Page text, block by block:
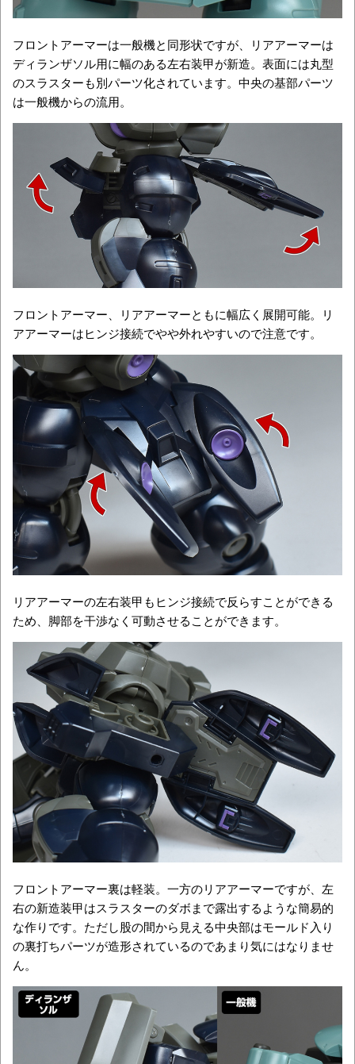
フロントアーマーは一般機と同形状ですが、リアアーマーは
ディランザソル用に幅のある左右装甲が新造。表面には丸型
のスラスターも別パーツ化されています。中央の基部パーツ
は一般機からの流用。
フロントアーマー、リアアーマーともに幅広く展開可能。リ
アアーマーはヒンジ接続でやや外れやすいので注意です。
リアアーマーの左右装甲もヒンジ接続で反らすことができる
ため、脚部を干渉なく可動させることができます。
フロントアーマー裏は軽装。一方のリアアーマーですが、左
右の新造装甲はスラスターのダボまで露出するような簡易的
な作りです。ただし股の間から見える中央部はモールド入り
の裏打ちパーツが造形されているのであまり気にはなりませ
ん。